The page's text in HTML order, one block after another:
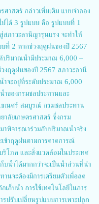
ศาสตร์ กล่าวเพิ่มเติม แบบจำลอง
ได้ 3 รูปแบบ คือ รูปแบบที่ 1
ภาวะลานีญารุนแรง จะทำให้
ที่ 2 หากช่วงฤดูฝนของปี 2567
ปริมาณน้ำมีประมาณ 6,000 –
งฤดูฝนของปี 2567 สภาวะลานี
จะอยู่ที่ระดับประมาณ 6,000
ำของกรมชลประทานและ
เนศร์ สมบูรณ์ กรมชลประทาน
าลัยเกษตรศาสตร์ ซึ่งกรม
าพิจารณาร่วมกับปริมาณน้ำจริง
ข้าฤดูฝนตามการคาดการณ์
โภค และสิ่งแวดล้อมในประเทศ
น้ำได้มากกว่าจะเป็นน้ำส่วนที่นำ
นจะต้องมีการเตรียมตัวเพื่อลด
เก็บน้ำ การใช้เทคโนโลยีในการ
ปรับเปลี่ยนรูปแบบการเพาะปลูก